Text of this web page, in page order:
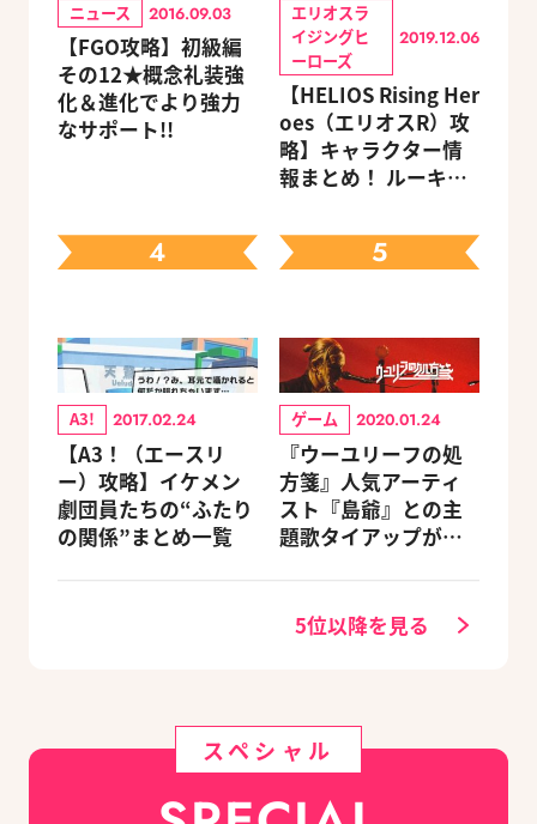
ニュース 2016.09.03
【FGO攻略】初級編
その12★概念礼装強
化＆進化でより強力
なサポート!!
エリオスラ
イジングヒ
ーローズ
2019.12.06
【HELIOS Rising Her
oes（エリオスR）攻
略】キャラクター情
報まとめ！ ルーキ
キャラを網羅（随時
更新）
4
A3! 2017.02.24
【A3！（エースリ
ー）攻略】イケメン
劇団員たちの“ふたり
の関係”まとめ一覧
5
ゲーム 2020.01.24
『ウーユリーフの処
方箋』人気アーティ
スト『島爺』との主
題歌タイアップが決
5位以降を見る
スペシャル